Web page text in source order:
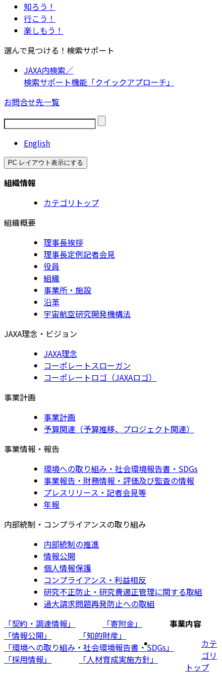
知ろう！
行こう！
楽しもう！
選んで見つける！検索サポート
JAXA内検索／
検索サポート機能「クイックアプローチ」
お問合せ先一覧
English
PC レイアウト表示にする
組織情報
カテゴリトップ
組織概要
理事長挨拶
理事長定例記者会見
役員
組織
事業所・施設
沿革
宇宙航空研究開発機構法
JAXA理念・ビジョン
JAXA理念
コーポレートスローガン
コーポレートロゴ（JAXAロゴ）
事業計画
事業計画
予算関連（予算推移、プロジェクト関連）
事業情報・報告
環境への取り組み・社会環境報告書・SDGs
事業報告・財務情報・評価及び監査の情報
プレスリリース・記者会見等
年報
内部統制・コンプライアンスの取り組み
内部統制の推進
情報公開
個人情報保護
コンプライアンス・利益相反
研究不正防止・研究費適正管理に関する取組
過大請求問題再発防止への取組
「契約・調達情報」
「寄附金」
「情報公開」
「知的財産」
「環境への取り組み・社会環境報告書・SDGs」
「採用情報」
「人材育成実施方針」
事業内容
カテ
ゴリ
トップ